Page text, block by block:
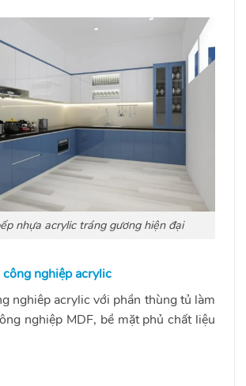
nhựa acrylic tráng gương hiện đại
nghiệp acrylic
nghiêp acrylic với phần thùng tủ làm
nghiệp MDF, bề mặt phủ chất liệu